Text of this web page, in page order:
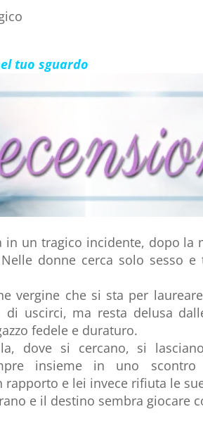
tuo sguardo
in un tragico incidente, dopo la
donne cerca solo sesso
vergine che si sta per
di uscirci, ma resta delusa
fedele e duraturo.
dove si cercano, si
insieme in uno
e lei invece rifiuta le
e il destino sembra giocare